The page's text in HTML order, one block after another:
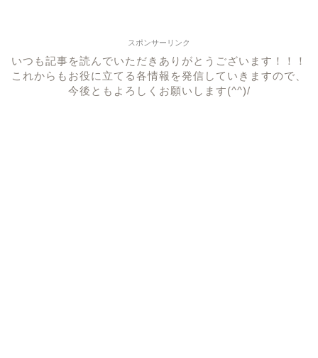
スポンサーリンク
いつも記事を読んでいただきありがとうございます！！！
これからもお役に立てる各情報を発信していきますので、
今後ともよろしくお願いします(^^)/